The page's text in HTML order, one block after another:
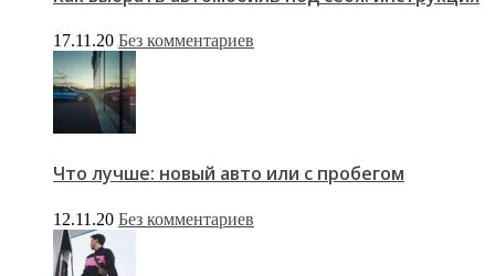
17.11.20 Без комментариев
Что лучше: новый авто или с пробегом
12.11.20 Без комментариев